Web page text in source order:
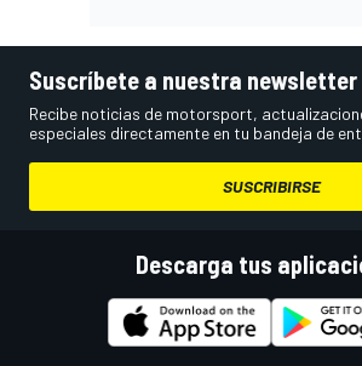
Suscríbete a nuestra newsletter
Recibe noticias de motorsport,
especiales directamente en tu bandeja de
SUSCRIBIRSE
Descarga tus